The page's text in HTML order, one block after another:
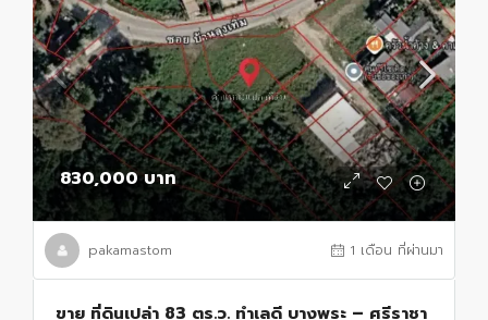
830,000 บาท
pakamastom 1 เดือน ที่ผ่านมา
ขาย ที่ดินเปล่า 83 ตร.ว. ทำเลดี บางพระ – ศรีราชา